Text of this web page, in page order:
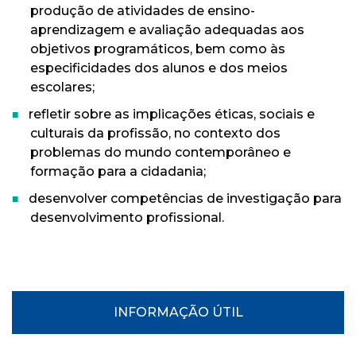
produção de atividades de ensino-
aprendizagem e avaliação adequadas aos
objetivos programáticos, bem como às
especificidades dos alunos e dos meios
escolares;
refletir sobre as implicações éticas, sociais e
culturais da profissão, no contexto dos
problemas do mundo contemporâneo e
formação para a cidadania;
desenvolver competências de investigação para
desenvolvimento profissional.
INFORMAÇÃO ÚTIL